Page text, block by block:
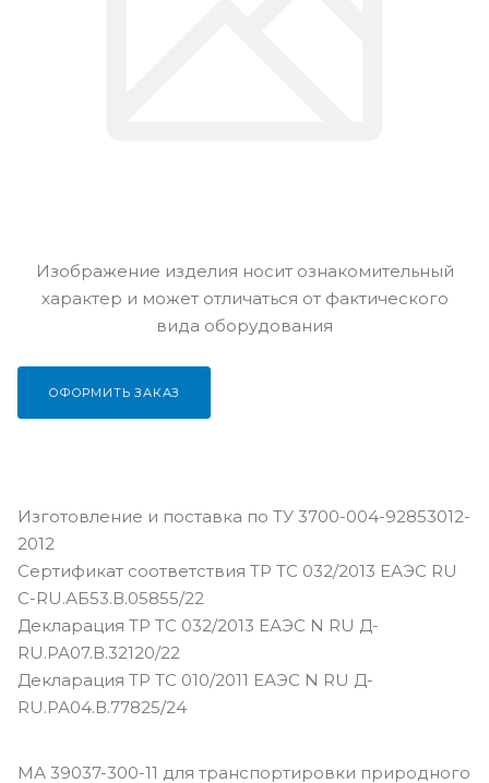
Изготовление и поставка по ТУ 3700-004-92853012-
2012
Сертификат соответствия ТР ТС 032/2013 ЕАЭС RU
С-RU.АБ53.В.05855/22
Декларация ТР ТС 032/2013 ЕАЭС N RU Д-
RU.РА07.В.32120/22
Декларация ТР ТС 010/2011 ЕАЭС N RU Д-
RU.РА04.В.77825/24
МА 39037-300-11 для транспортировки природного
Изображение изделия носит ознакомительный
характер и может отличаться от фактического
вида оборудования
ОФОРМИТЬ ЗАКАЗ